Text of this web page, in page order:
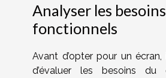
Analyser les besoins
fonctionnels
Avant d’opter pour un
d’évaluer les besoins du